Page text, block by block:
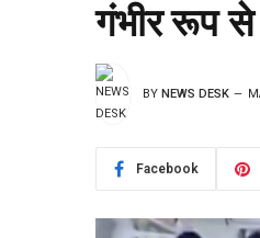
गंभीर रूप से
BY NEWS DESK
Facebook